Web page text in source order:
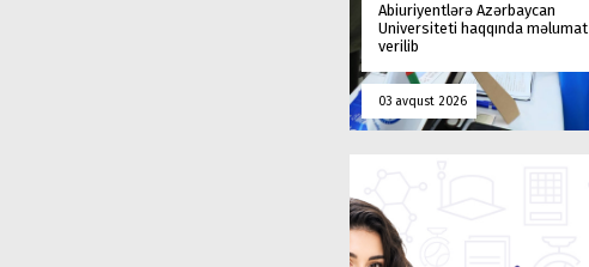
Abiuriyentlərə Azərbaycan
Universiteti haqqında məlumat
verilib
03 avqust 2026